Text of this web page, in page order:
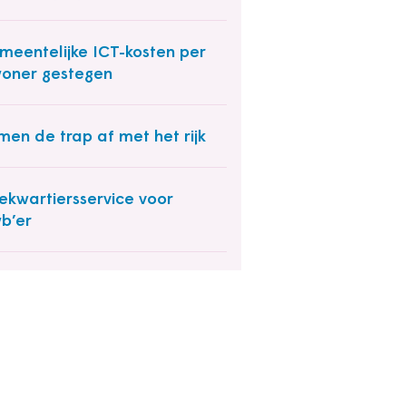
ICT-kosten per
gestegen
de trap af met het rijk
voor